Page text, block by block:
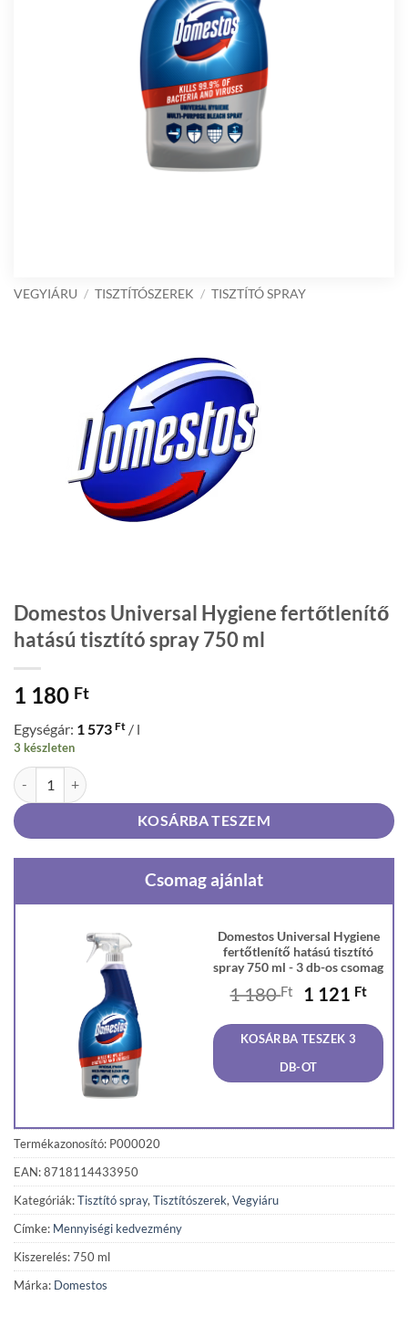
VEGYIÁRU / TISZTÍTÓSZEREK / TISZTÍTÓ SPRAY
Domestos Universal Hygiene fertőtlenítő
hatású tisztító spray 750 ml
1 180 Ft
Egységár: 1 573 Ft / l
3 készleten
Domestos Universal Hygiene fertőtlenítő hatású tisztító spray 750 ml
KOSÁRBA TESZEM
Csomag ajánlat
Domestos Universal Hygiene
fertőtlenítő hatású tisztító
spray 750 ml - 3 db-os csomag
1 180Ft
Original
was:
1
180 Ft.
1 121 Ft
is:
121
KOSÁRBA TESZEK 3
DB-OT
Termékazonosító: P000020
EAN: 8718114433950
Kategóriák:Tisztító spray, Tisztítószerek, Vegyiáru
Címke: Mennyiségi kedvezmény
Kiszerelés: 750 ml
Márka: Domestos